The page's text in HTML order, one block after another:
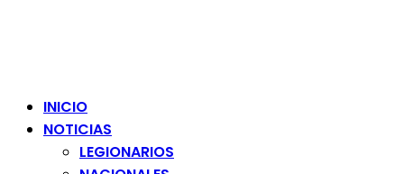
INICIO
NOTICIAS
LEGIONARIOS